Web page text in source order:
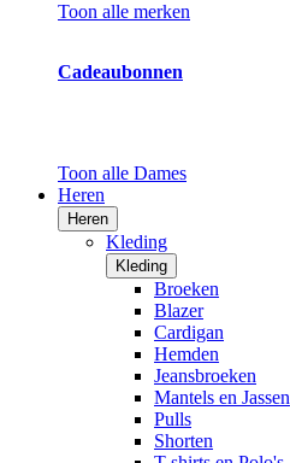
Toon alle merken
Cadeaubonnen
Toon alle Dames
Heren
Heren
Kleding
Kleding
Broeken
Blazer
Cardigan
Hemden
Jeansbroeken
Mantels en Jassen
Pulls
Shorten